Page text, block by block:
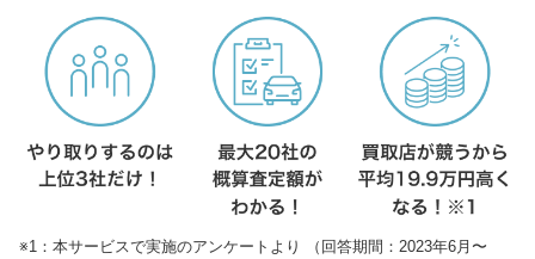
※1：本サービスで実施のアンケートより （回答期間：2023年6月〜